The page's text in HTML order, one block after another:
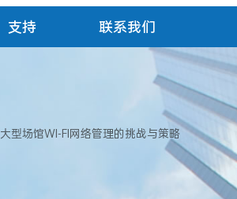
支持 联系我们
大型场馆WI-FI网络管理的挑战与策略